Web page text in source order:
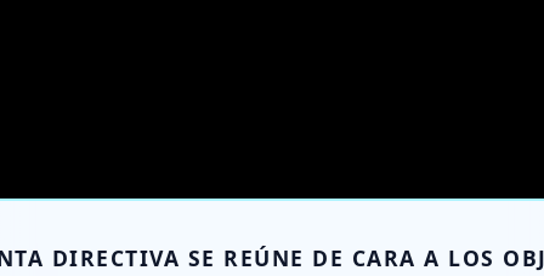
DIRECTIVA SE REÚNE DE CARA A LOS